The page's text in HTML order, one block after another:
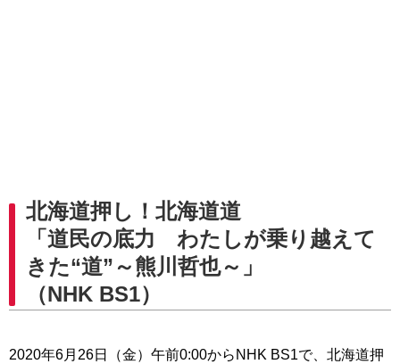
北海道押し！北海道道
「道民の底力 わたしが乗り越えて
きた“道”～熊川哲也～」
（NHK BS1）
2020年6月26日（金）午前0:00からNHK BS1で、北海道押